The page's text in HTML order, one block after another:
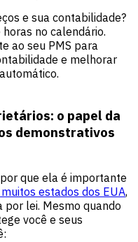
e sua contabilidade?
no calendário.
ao seu PMS para
e melhorar
o papel da
demonstrativos
que ela é importante
muitos estados dos EUA,
por lei. Mesmo quando
você e seus